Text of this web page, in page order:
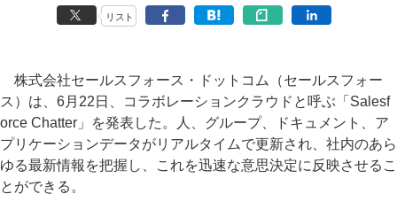
リスト
株式会社セールスフォース・ドットコム（セールスフォー
ス）は、6月22日、コラボレーションクラウドと呼ぶ「Salesf
orce Chatter」を発表した。人、グループ、ドキュメント、ア
プリケーションデータがリアルタイムで更新され、社内のあら
ゆる最新情報を把握し、これを迅速な意思決定に反映させるこ
とができる。